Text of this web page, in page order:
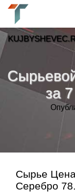
за
Сырье
Серебро
»
Тренды
»
Контакт»